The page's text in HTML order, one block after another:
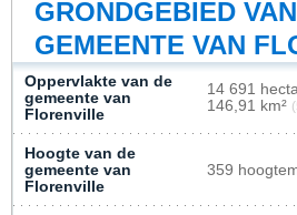
GRONDGEBIED
GEMEENTE VAN
Oppervlakte van de
gemeente van
Florenville
14 691
146,91 km²
Hoogte van de
gemeente van
Florenville
359